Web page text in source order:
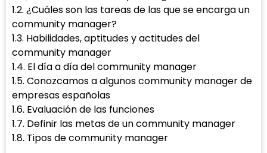
1.2. ¿Cuáles son las tareas de las que se encarga un
community manager?
1.3. Habilidades, aptitudes y actitudes del
community manager
1.4. El día a día del community manager
1.5. Conozcamos a algunos community manager de
empresas españolas
1.6. Evaluación de las funciones
1.7. Definir las metas de un community manager
1.8. Tipos de community manager